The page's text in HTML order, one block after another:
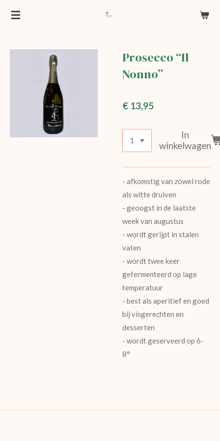
Ga
de
Prosecco “Il
Nonno”
€ 13,95
In
winkelwagen
- afkomstig van zowel rode
als witte druiven
- geoogst in de laatste
week van augustus
- wordt gerijpt in stalen
vaten
- wordt twee keer
gefermenteerd op lage
temperatuur
- best als aperitief en goed
bij visgerechten en
desserten
- wordt geserveerd op 6-
8°